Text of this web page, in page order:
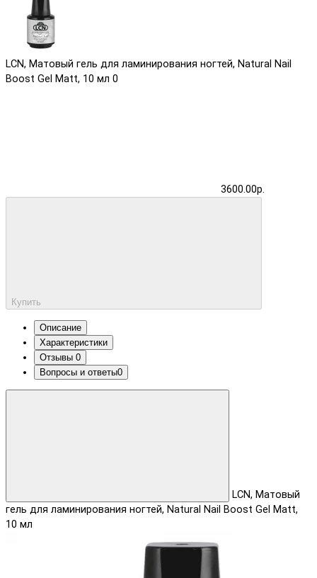
LCN, Матовый гель для ламинирования ногтей, Natural Nail
Boost Gel Matt, 10 мл 0
3600.00р.
Купить
Описание
Характеристики
Отзывы 0
Вопросы и ответы0
LCN, Матовый
гель для ламинирования ногтей, Natural Nail Boost Gel Matt,
10 мл